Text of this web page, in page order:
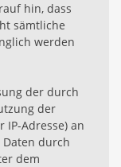
hin, dass
sämtliche
werden
der durch
der
IP-Adresse) an
Daten durch
dem